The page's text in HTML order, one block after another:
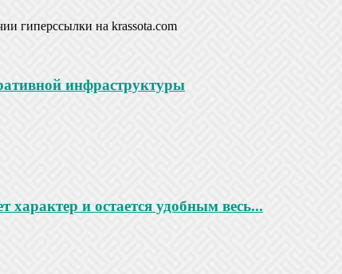
гиперссылки на krassota.com
инфраструктуры
характер и остается удобным весь...